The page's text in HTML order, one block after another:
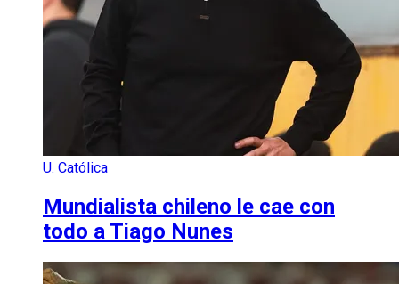
U. Católica
Mundialista chileno le cae con
todo a Tiago Nunes